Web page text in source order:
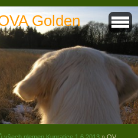
Golden